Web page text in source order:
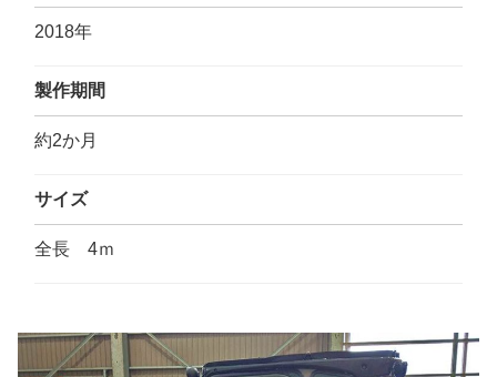
2018年
製作期間
約2か月
サイズ
全長 4ｍ